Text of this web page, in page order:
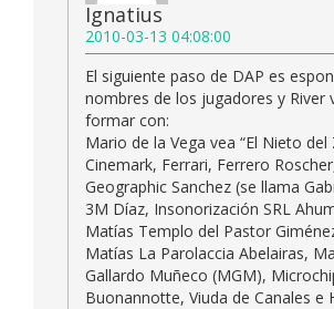
Ignatius
2010-03-13 04:08:00
El siguiente paso de DAP es
nombres de los jugadores y River
formar con:
Mario de la Vega vea “El Nieto del
Cinemark, Ferrari, Ferrero
Geographic Sanchez (se llama
3M Díaz, Insonorización SRL
Matías Templo del Pastor
Matías La Parolaccia Abelairas,
Gallardo Muñeco (MGM),
Buonannotte, Viuda de Canales e